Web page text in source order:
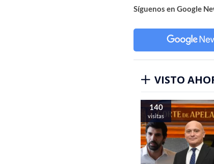
Síguenos en Google
VISTO
140
visitas